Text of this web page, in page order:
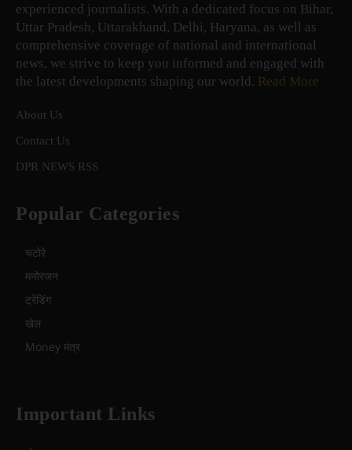
experienced journalists. With a dedicated focus on Bihar,
Uttar Pradesh, Uttarakhand, Delhi, Haryana, as well as
comprehensive coverage of national and international
news, we strive to keep you informed and engaged with
the latest developments shaping our world. Read More
About Us
Contact Us
DPR NEWS RSS
Popular Categories
चटोरे
मनोरंजन
ट्रेंडिंग
खेल
Money मंत्र
Important Links